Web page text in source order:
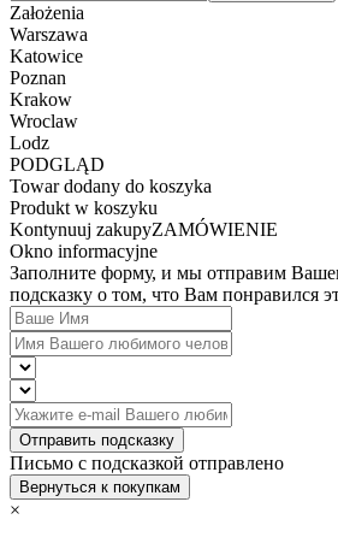
Założenia
Warszawa
Katowice
Poznan
Krakow
Wroclaw
Lodz
PODGLĄD
Towar dodany do koszyka
Produkt w koszyku
Kontynuuj zakupyZAMÓWIENIE
Okno informacyjne
Заполните форму, и мы отправим
подсказку о том, что Вам понравился
Отправить подсказку
Письмо с подсказкой отправлено
Вернуться к покупкам
×